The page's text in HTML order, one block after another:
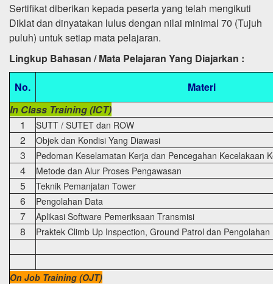
Sertifikat diberikan kepada peserta yang telah mengikuti
Diklat dan dinyatakan lulus dengan nilai minimal 70 (Tujuh
puluh) untuk setiap mata pelajaran.
Lingkup Bahasan / Mata Pelajaran Yang Diajarkan :
No.
Materi
In Class Training (ICT)
1
SUTT / SUTET dan ROW
2 Objek dan Kondisi Yang Diawasi
3 Pedoman Keselamatan Kerja dan Pencegahan Kecelakaan
4 Metode dan Alur Proses Pengawasan
5 Teknik Pemanjatan Tower
6 Pengolahan Data
7 Aplikasi Software Pemeriksaan Transmisi
8 Praktek Climb Up Inspection, Ground Patrol dan Pengolahan
On Job Training (OJT)